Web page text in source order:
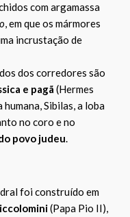
com argamassa
, em que os mármores
incrustação de
dos corredores são
e pagã (Hermes
Sibilas, a loba
no coro e no
povo judeu.
foi construído em
(Papa Pio II),